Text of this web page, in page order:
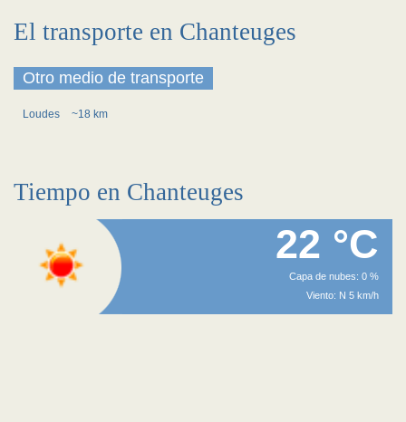
El transporte en Chanteuges
Otro medio de transporte
Loudes ~18 km
Tiempo en Chanteuges
22 °C
Capa de nubes: 0 %
Viento: N 5 km/h